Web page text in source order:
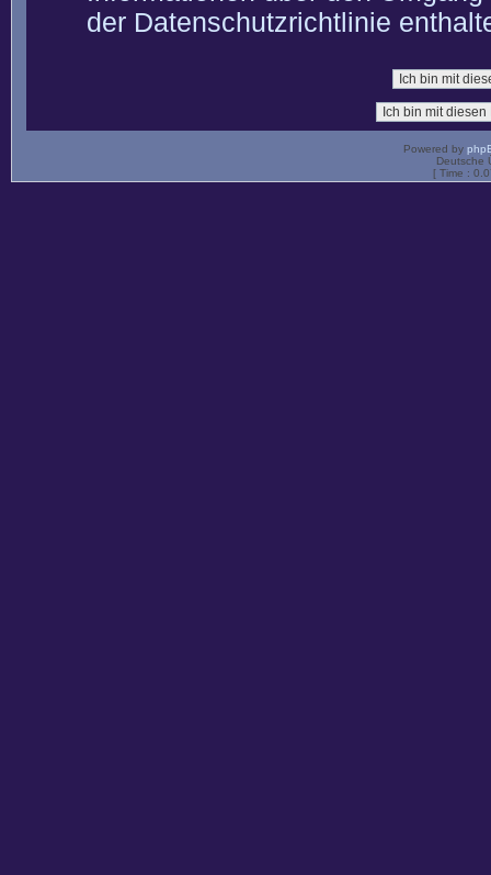
der Datenschutzrichtlinie
Powered by
Deutsche
[ Time :